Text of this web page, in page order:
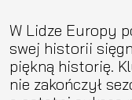
W Lidze Europy
swej historii
piękną historię.
nie zakończył